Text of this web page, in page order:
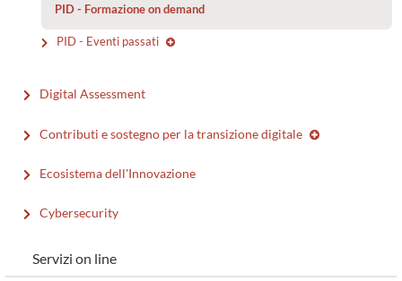
PID - Formazione on demand
PID - Eventi passati
Digital Assessment
Contributi e sostegno per la transizione digitale
Ecosistema dell'Innovazione
Cybersecurity
Servizi on line